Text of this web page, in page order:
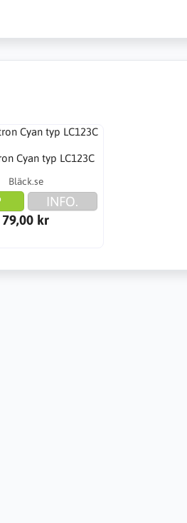
Cyan typ LC123C
Bläck.se
INFO.
79,00 kr